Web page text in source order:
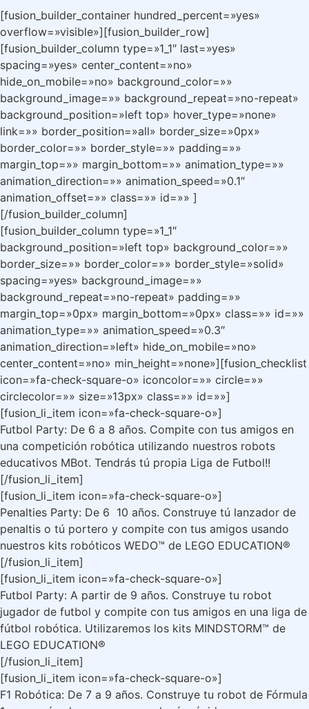
[fusion_builder_container hundred_percent=»yes»
overflow=»visible»][fusion_builder_row]
[fusion_builder_column type=»1_1″ last=»yes»
spacing=»yes» center_content=»no»
hide_on_mobile=»no» background_color=»»
background_image=»» background_repeat=»no-repeat»
background_position=»left top» hover_type=»none»
link=»» border_position=»all» border_size=»0px»
border_color=»» border_style=»» padding=»»
margin_top=»» margin_bottom=»» animation_type=»»
animation_direction=»» animation_speed=»0.1″
animation_offset=»» class=»» id=»» ]
[/fusion_builder_column]
[fusion_builder_column type=»1_1″
background_position=»left top» background_color=»»
border_size=»» border_color=»» border_style=»solid»
spacing=»yes» background_image=»»
background_repeat=»no-repeat» padding=»»
margin_top=»0px» margin_bottom=»0px» class=»» id=»»
animation_type=»» animation_speed=»0.3″
animation_direction=»left» hide_on_mobile=»no»
center_content=»no» min_height=»none»][fusion_checklist
icon=»fa-check-square-o» iconcolor=»» circle=»»
circlecolor=»» size=»13px» class=»» id=»»]
[fusion_li_item icon=»fa-check-square-o»]
Futbol Party: De 6 a 8 años. Compite con tus amigos en
una competición robótica utilizando nuestros robots
educativos MBot. Tendrás tú propia Liga de Futbol!!
[/fusion_li_item]
[fusion_li_item icon=»fa-check-square-o»]
Penalties Party: De 6 10 años. Construye tú lanzador de
penaltis o tú portero y compite con tus amigos usando
nuestros kits robóticos WEDO™ de LEGO EDUCATION®
[/fusion_li_item]
[fusion_li_item icon=»fa-check-square-o»]
Futbol Party: A partir de 9 años. Construye tu robot
jugador de futbol y compite con tus amigos en una liga de
fútbol robótica. Utilizaremos los kits MINDSTORM™ de
LEGO EDUCATION®
[/fusion_li_item]
[fusion_li_item icon=»fa-check-square-o»]
F1 Robótica: De 7 a 9 años. Construye tu robot de Fórmula